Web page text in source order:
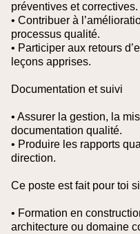
préventives et correctives.
• Contribuer à
processus qualité.
• Participer aux retours
leçons apprises.
Documentation et suivi
• Assurer la gestion, la
documentation qualité.
• Produire les rapports
direction.
Ce poste est fait pour toi
• Formation en
architecture ou domaine